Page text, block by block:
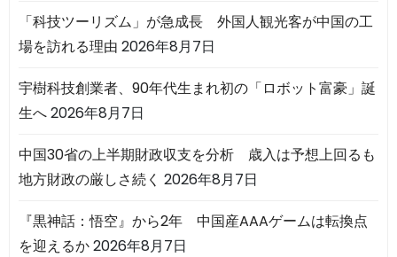
「科技ツーリズム」が急成長 外国人観光客が中国の工
場を訪れる理由 2026年8月7日
宇樹科技創業者、90年代生まれ初の「ロボット富豪」誕
生へ2026年8月7日
中国30省の上半期財政収支を分析 歳入は予想上回るも
地方財政の厳しさ続く 2026年8月7日
『黒神話：悟空』から2年 中国産AAAゲームは転換点
を迎えるか2026年8月7日